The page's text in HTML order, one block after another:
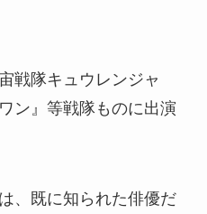
戦隊キュウレンジャ
ン』等戦隊ものに出演
、既に知られた俳優だ